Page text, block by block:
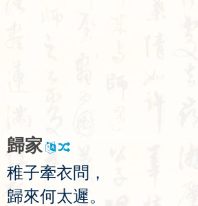
歸家
稚子牽衣問 ，
歸來何太遲。